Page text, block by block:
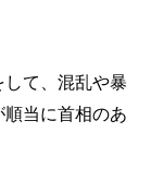
て、混乱や暴
当に首相のあ